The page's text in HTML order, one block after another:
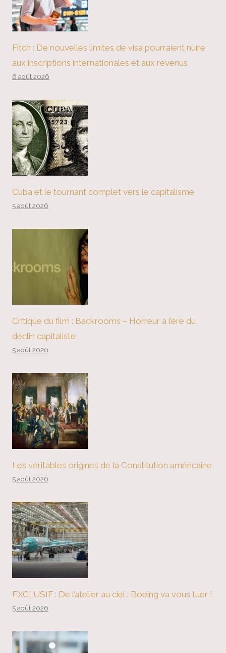
Fitch : De nouvelles limites de visa pourraient nuire
aux inscriptions internationales et aux revenus
6 août 2026
Cuba et le tournant complet vers le capitalisme
5 août 2026
Critique du film : Backrooms – Horreur à l’ère du
déclin capitaliste
5 août 2026
Les véritables origines de la Constitution américaine
5 août 2026
EXCLUSIF : De l’atelier au ciel : Boeing va vous tuer !
5 août 2026